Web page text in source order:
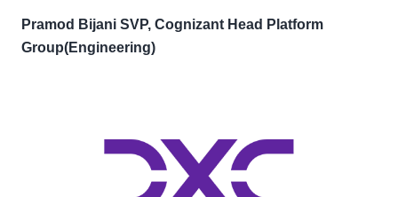
Pramod Bijani SVP, Cognizant Head Platform
Group(Engineering)